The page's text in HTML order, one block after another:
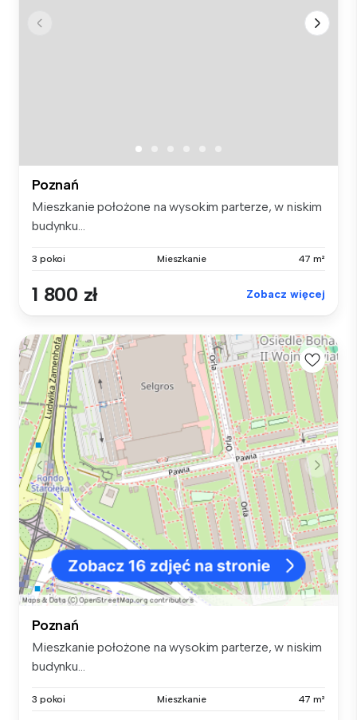
Poznań
Mieszkanie położone na wysokim parterze, w niskim
budynku...
3 pokoi Mieszkanie 47 m²
1 800 zł Zobacz więcej
Poznań
Mieszkanie położone na wysokim parterze, w niskim
budynku...
3 pokoi Mieszkanie 47 m²